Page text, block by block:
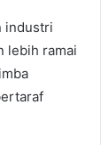
industri
lebih ramai